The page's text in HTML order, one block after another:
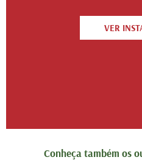
VER
Conheça também os